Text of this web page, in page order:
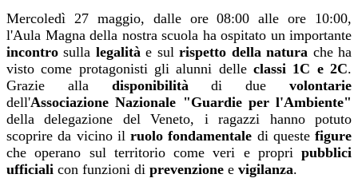
Mercoledì 27 maggio, dalle ore 08:00 alle ore 10:00,
l'Aula Magna della nostra scuola ha ospitato un importante
incontro sulla legalitàe sulrispetto della natura che ha
visto come protagonisti gli alunni delle classi 1C e 2C.
Grazie alla disponibilitàdi duevolontarie
dell'Associazione Nazionale "Guardie per l'Ambiente"
della delegazione del Veneto, i ragazzi hanno potuto
scoprire da vicino il ruolo fondamentale di questefigure
che operano sul territorio come veri e propri pubblici
ufficiali con funzioni di prevenzione e vigilanza.